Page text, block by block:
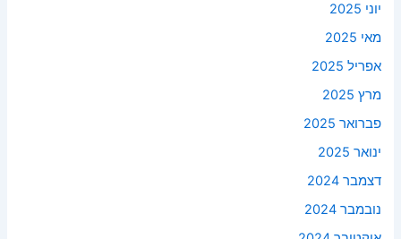
יוני 2025
מאי 2025
אפריל 2025
מרץ 2025
פברואר 2025
ינואר 2025
דצמבר 2024
נובמבר 2024